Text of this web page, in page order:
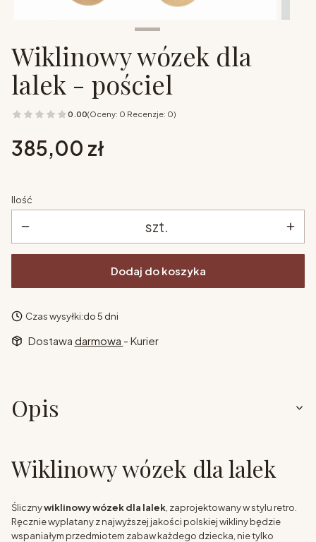
Wiklinowy wózek dla
lalek - pościel
0.00(Oceny: 0 Recenzje: 0)
Cena
385,00 zł
Ilość
szt.
Dodaj do koszyka
Czas wysyłki:do 5 dni
Dostawa darmowa - Kurier
Opis
Wiklinowy wózek dla lalek
Ślicznywiklinowy wózek dla lalek , zaprojektowany w stylu retro.
Ręcznie wyplatany z najwyższej jakości polskiej wikliny będzie
wspaniałym przedmiotem zabaw każdego dziecka, nie tylko